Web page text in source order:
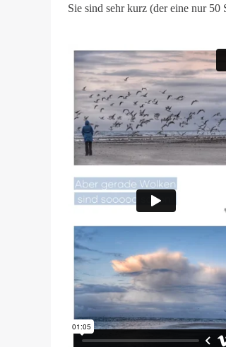
Sie sind sehr kurz (der eine nur 50